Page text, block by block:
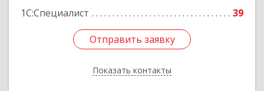
1С:Специалист
39
Отправить заявку
Показать контакты
Отправить заявку
Назад